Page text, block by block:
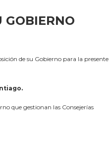
GOBIERNO
de su Gobierno para la presente
que gestionan las Consejerías